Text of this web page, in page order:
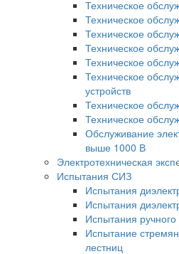
Техническое
Техническое
Техническое
Техническое
Техническое
Техническое
устройств
Техническое
Техническое
Обслуживание
выше 1000 В
Электротехническая
Испытания СИЗ
Испытания
Испытания
Испытания
Испытание
лестниц